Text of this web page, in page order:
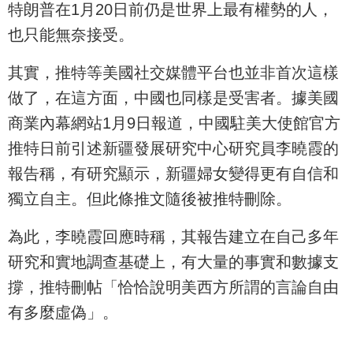
特朗普在1月20日前仍是世界上最有權勢的人，
也只能無奈接受。
其實，推特等美國社交媒體平台也並非首次這樣
做了，在這方面，中國也同樣是受害者。據美國
商業內幕網站1月9日報道，中國駐美大使館官方
推特日前引述新疆發展研究中心研究員李曉霞的
報告稱，有研究顯示，新疆婦女變得更有自信和
獨立自主。但此條推文隨後被推特刪除。
為此，李曉霞回應時稱，其報告建立在自己多年
研究和實地調查基礎上，有大量的事實和數據支
撐，推特刪帖「恰恰說明美西方所謂的言論自由
有多麼虛偽」。